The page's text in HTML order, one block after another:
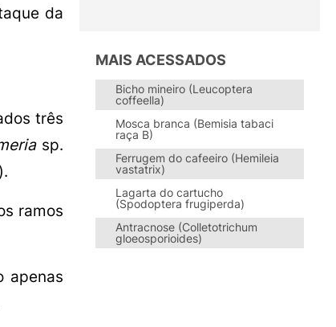
da
três
sp.
ramos
apenas
MAIS ACESSADOS
Bicho mineiro (Leucoptera
coffeella)
Mosca branca (Bemisia tabaci
raça B)
Ferrugem do cafeeiro (Hemileia
vastatrix)
Lagarta do cartucho
(Spodoptera frugiperda)
Antracnose (Colletotrichum
gloeosporioides)